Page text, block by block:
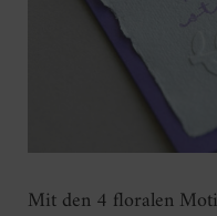
Mit den 4 floralen